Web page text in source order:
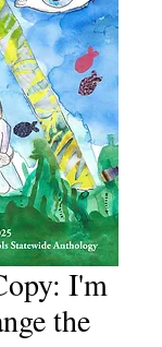
I'm
the